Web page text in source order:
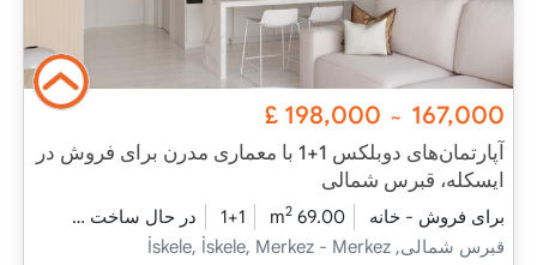
167,000
~
198,000
£
آپارتمان‌های دوبلکس 1+1 با معماری مدرن برای فروش در
ایسکله، قبرس شمالی
برای فروش - خانه 69.00 m
2
1+1 در حال ساخت
قبرس شمالی, İskele, İskele, Merkez - Merkez